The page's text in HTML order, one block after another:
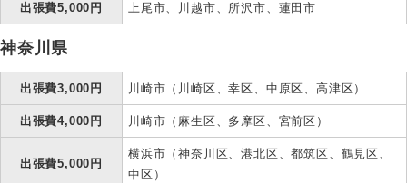
出張費5,000円 上尾市、川越市、所沢市、蓮田市
神奈川県
出張費3,000円 川崎市（川崎区、幸区、中原区、高津区）
出張費4,000円 川崎市（麻生区、多摩区、宮前区）
出張費5,000円
横浜市（神奈川区、港北区、都筑区、鶴見区、
中区）